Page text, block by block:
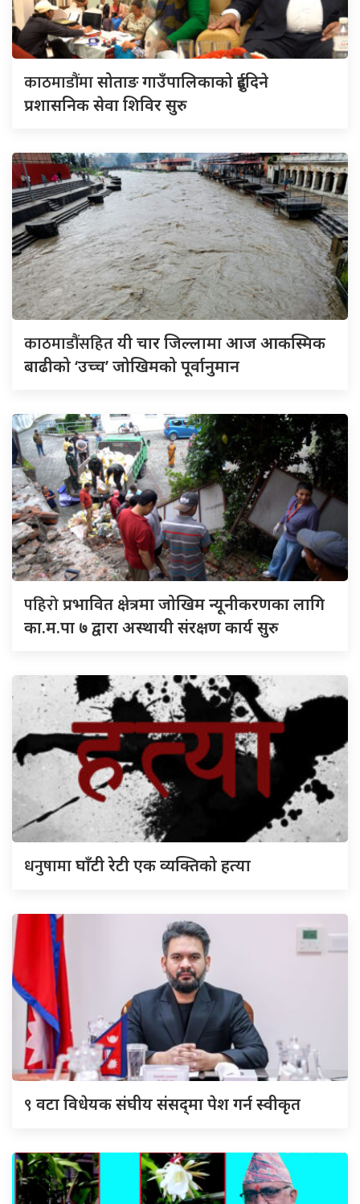
काठमाडौंमासोताङ गाउँपालिकाको दुईदिने
प्रशासनिक सेवा शिविर सुरु
काठमाडौंसहितयी चार जिल्लामा आज आकस्मिक
बाढीको ‘उच्च’ जोखिमको पूर्वानुमान
पहिरोप्रभावित क्षेत्रमा जोखिम न्यूनीकरणका लागि
का.म.पा ७ द्वारा अस्थायी संरक्षण कार्य सुरु
धनुषामाघाँटी रेटी एक व्यक्तिको हत्या
९ वटा विधेयक संघीय संसद्‌मा पेश गर्न स्वीकृत